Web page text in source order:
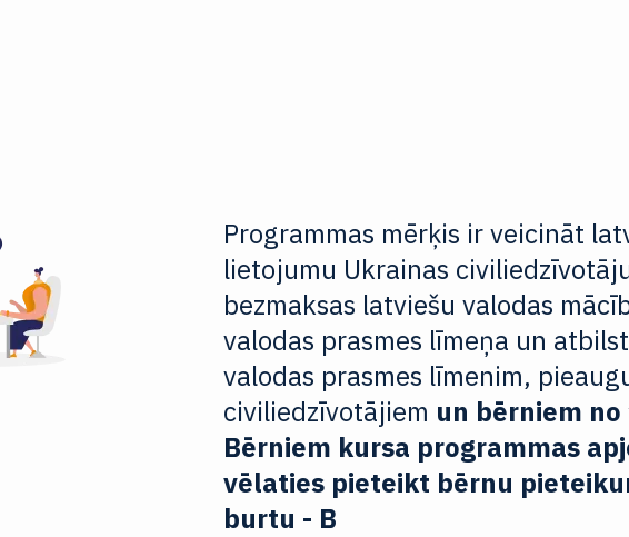
Programmas mērķis ir veicināt
lietojumu Ukrainas
bezmaksas latviešu valodas
valodas prasmes līmeņa un
valodas prasmes līmenim,
civiliedzīvotājiem un bērniem
Bērniem kursa programmas
vēlaties pieteikt bērnu
burtu - B